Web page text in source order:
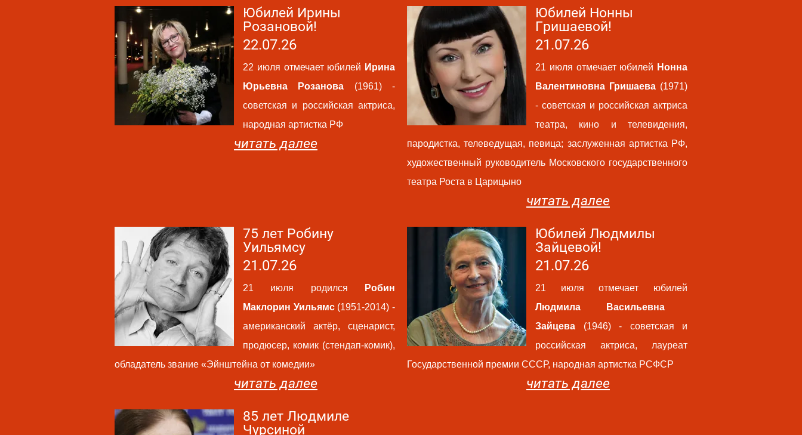
Юбилей Ирины
Розановой!
22.07.26
22 июля отмечает юбилей Ирина
Юрьевна Розанова (1961) -
советская и российская актриса,
народная артистка РФ
читать далее
Юбилей Нонны
Гришаевой!
21.07.26
21 июля отмечает юбилей Нонна
Валентиновна Гришаева (1971)
- советская и российская актриса
театра, кино и телевидения,
пародистка, телеведущая, певица; заслуженная артистка РФ,
художественный руководитель Московского государственного
театра Роста в Царицыно
читать далее
75 лет Робину
Уильямсу
21.07.26
21 июля родился
Робин
Маклорин Уильямс(1951-2014) -
американский актёр, сценарист,
продюсер, комик (стендап-комик),
обладатель звание «Эйнштейна от комедии»
читать далее
Юбилей Людмилы
Зайцевой!
21.07.26
21 июля отмечает юбилей
Людмила Васильевна
Зайцева (1946) - советская и
российская актриса, лауреат
Государственной премии СССР, народная артистка РСФСР
читать далее
85 лет Людмиле
Чурсиной